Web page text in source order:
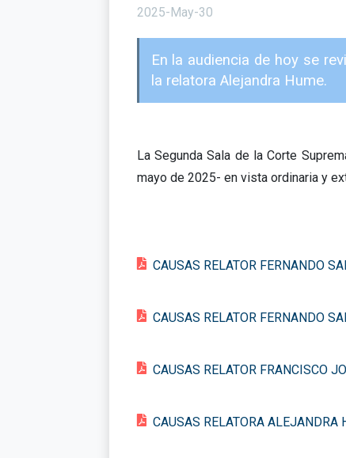
2025-May-30
En la audiencia de hoy se
la relatora Alejandra Hume.
La Segunda Sala de la Corte
mayo de 2025- en vista ordinaria y
CAUSAS RELATOR FERNANDO
CAUSAS RELATOR FERNANDO
CAUSAS RELATOR FRANCISCO
CAUSAS RELATORA ALEJANDRA